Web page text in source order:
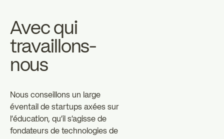
Avec qui
travaillons-
nous
Nous conseillons un large
éventail de startups axées sur
l'éducation, qu'il s'agisse de
fondateurs de technologies de